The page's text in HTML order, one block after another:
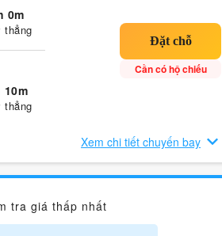
0m
thẳng
10m
thẳng
Cần có hộ chiếu
Xem chi tiết chuyến bay
tra giá thấp nhất